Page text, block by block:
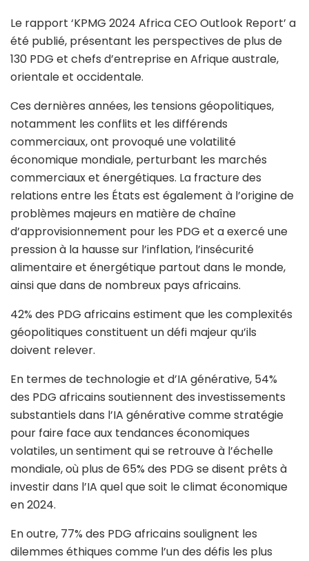
Le rapport ‘KPMG 2024 Africa CEO Outlook Report’ a
été publié, présentant les perspectives de plus de
130 PDG et chefs d’entreprise en Afrique australe,
orientale et occidentale.
Ces dernières années, les tensions géopolitiques,
notamment les conflits et les différends
commerciaux, ont provoqué une volatilité
économique mondiale, perturbant les marchés
commerciaux et énergétiques. La fracture des
relations entre les États est également à l’origine de
problèmes majeurs en matière de chaîne
d’approvisionnement pour les PDG et a exercé une
pression à la hausse sur l’inflation, l’insécurité
alimentaire et énergétique partout dans le monde,
ainsi que dans de nombreux pays africains.
42% des PDG africains estiment que les complexités
géopolitiques constituent un défi majeur qu’ils
doivent relever.
En termes de technologie et d’IA générative, 54%
des PDG africains soutiennent des investissements
substantiels dans l’IA générative comme stratégie
pour faire face aux tendances économiques
volatiles, un sentiment qui se retrouve à l’échelle
mondiale, où plus de 65% des PDG se disent prêts à
investir dans l’IA quel que soit le climat économique
en 2024.
En outre, 77% des PDG africains soulignent les
dilemmes éthiques comme l’un des défis les plus